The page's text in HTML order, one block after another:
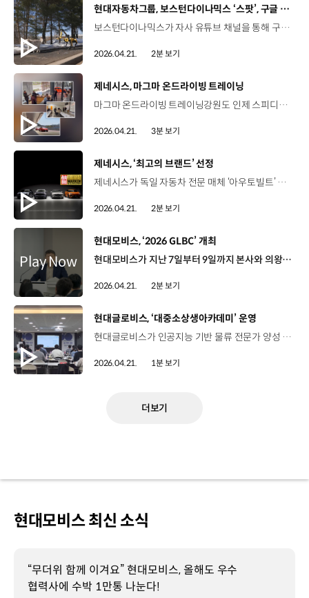
[동영상]
현대자동차그룹, 보스턴다이나믹스 ‘스팟’, 구글 AI 탑재
보스턴다이나믹스가 자사 유튜브 채널을 통해 구글의 AI ‘제미나이’가 탑재된 4족 보행 로봇 ‘스팟’의 시연 영상을 공개했습니다. 공개된 영상 속 ‘스팟’은 가정 내에서 단순 명령 실행을 넘어 스스로 생각하고 행동하는 단계로 거듭난 모습을 보여주는데요. 카메라와 제미나이를 활용해 칠판에 적힌 집안일 목록을 순차적으로 처리하는가 하면, 야외로 나가 강아지를 산책시키기도 합니다. 또한, 추가 공개된 영상에서는 실제 산업현장에 투입된 스팟이 등장하는데요. 누수를 감지하고 경고하거나, 게이지 온도를 확인하는 등 현장 데이터를 해석하고 감독·감시하는 역할을 수행합니다. 더욱 스마트해진 ‘스팟’은 로봇 소프트웨어 플랫폼 ‘오르빗’과 구글의 ‘제미나이 로보틱스 ER 1.6’을 통합한 결과인데요. 각종 센서들로부터 수집한 정보를 제미나이로 분석하면서 복잡한 상황과 작업 맥락 등을 이해할 수 있는 지능형 로봇의 기반을 갖추게 됐습니다. 이 밖에도 ‘스팟’은 디지털 화면 판독 기능 향상, 무중단 업그레이드 등을 통해 검사 성능의 정확도가 전반적으로 높아졌으며, 향후에는 고객 데이터 기반의 추가 학습을 거쳐 각 산업 현장의 특성을 반영한 AI 모델로 지속 개선될 예정입니다.
2026.04.21. 2분 보기
[동영상]
제네시스, 마그마 온드라이빙 트레이닝
마그마 온드라이빙 트레이닝강원도 인제 스피디움2026년 4월 14일(화)~16일(목) 글로벌 판매 현장을 위한 교육 프로그램 ‘마그마 온드라이빙 트레이닝’ 지난해 국내 첫 시행 후, 올해 글로벌로 확대 운영 유럽, 중동, 호주 지역 마그마 판매 담당 인원 등 총 31명 참여 상품과 전략 등에 대한 이론 교육 고성능 주행 성능 체험 현장에서 라이선스 취득 후 서킷을 주행하는 프리 드라이빙 세션 온몸으로 체험하는 마그마의 압도적 퍼포먼스 Robin Price / Product Manager / GMUK (GV60 마그마는) 직선 주행 퍼포먼스도 상당했습니다. 가속 페달을 밟으면 그냥 튀어나가는 느낌이에요. 가상 변속기도 인상적이고 액티브 사운드까지 더해져 전기차라는 걸 잊고 운전했습니다. 정말 환상적인 경험이었어요. Nguyen Duong / Sr. Brand marketing Manager / GMA‘GV60 마그마’의 첫인상은 색상만 봐도 존재감이 강하다는 점이었습니다. 도로 위에서도 마찬가지였고요. 무엇보다 직접 운전해보니 차에 대한 자신감이 느껴졌고 핸들링과 퍼포먼스에서도 강력한 느낌을 받았습니다. 정말 즐거운 경험이었습니다. 재미 요소를 더하기 위해 진행된 짐카나 코스 주행 세션! David Nguyen / Sales Manager / Mountain View Dealer (GMA)‘GV60 마그마’는 정말 좋았습니다. 경험 자체가 굉장히 즐거웠어요. 핸들링도 좋고, 코너링도 인상적이었습니다. 꽤 빠른 속도로 달렸는데도 차가 안정적으로 유지됐고, 정말 놀라운 경험이었습니다. 제네시스 브랜드를 경험하는 ‘제네시스 청주 도슨트 투어’ CJ Kull / VP/General Manager / Cherry hill Dealer (GMA)이곳에 와서 차량을 직접 이해하고, 설계하고 개발한 팀의 이야기를 직접 들을 수 있어 정말 뜻깊은 경험이었습니다. 딜러라면 누구나 제네시스 ‘GV60 마그마’를 매장에 들여놓고 싶어 할 것이라고 생각합니다. Tommy Keleta / Sale Manager / Genesis of San Bruno dealer(GMA)제네시스 차량에 대해 정말 자신 있게 소개할 수 있습니다. 고객들도 이 차와 주행 경험을 분명 좋아할 것이라고 확신합니다. 미국으로 돌아가 이 차량을 판매하게 될 날이 기대됩니다. 글로벌 판매 현장으로 돌아가 고객과 가까이에서 만날 참가자들 장용석 팀장 / 현대차 제네시스고성능TFT마그마 트레이닝에 해외 권역 분들, 딜러, 서비스 담당자분들이 오셨는데, 제네시스 마그마와 마그마 모터스포츠에 대해 많은 관심을 보여주셔서 놀랐고, 앞으로도 이런 기회를 만들어서 각 현장의 목소리를 직접 듣고 마그마 전략을 더 구체화할 수 있도록 열심히 노력하겠습니다. 2박 3일 간의 마그마 온드라이브 트레이닝을 통해 ‘마그마’를 깊이 있게 이해 “하이퍼포먼스 브랜드로 나아가는 제네시스의 도전은 계속됩니다~”
2026.04.21. 3분 보기
[동영상]
제네시스, ‘최고의 브랜드’ 선정
제네시스가 독일 자동차 전문 매체 ‘아우토빌트’ 독자 평가에서 ‘최고의 자동차 브랜드’로 선정됐습니다. 52개 자동차 브랜드를 대상으로 진행된 이번 평가는 전문 심사위원단이 아닌 5만 명 이상의 독자 참여로 이뤄져 더욱 의미가 큰데요. 고급 자동차 브랜드 경쟁이 치열한 유럽 시장에서 한국 브랜드 최초로 ‘최고의 브랜드’에 선정된 것으로 3년 연속 정상에 올랐던 포르쉐를 제친 이례적인 성과입니다. 특히 럭셔리 부문에서는 가격 경쟁력 항목에서 최고점을 기록하며 ‘최고의 럭셔리 자동차 브랜드’에 이름을 올렸습니다. 이는 유럽 소비자들에게 제네시스의 뛰어난 품질과 안전성, 디자인 경쟁력 등을 인정받은 결과인데요. 제네시스는 앞으로도 세련된 디자인과 첨단 기술, 차별화된 고객 경험을 바탕으로 브랜드 내실을 더욱 다져 나갈 계획입니다.
2026.04.21. 2분 보기
[동영상]
현대모비스, ‘2026 GLBC’ 개최
현대모비스가 지난 7일부터 9일까지 본사와 의왕연구소에서 ‘2026 Global Legal Brand Protection Conference’를 개최했습니다. 올해 진행된 조직 변경에 따라 법무와 브랜드보호 기능을 통합한 글로벌 콘퍼런스로 처음 추진됐는데요. 글로벌 담당자 간 협력 네트워크를 구축하고 해외 법무와 브랜드보호 관리 기능을 강화하기 위해 진행됐습니다. 전 세계 해외법인 법무 및 브랜드보호 담당자들은 관련 기술 동향 및 권역별 우수 사례를 공유하고 비전 워크숍과 의왕연구소 투어를 통해 현대모비스의 기술력과 비전을 직접 체험하는 시간을 가졌습니다. Jock Marlo / MPA 국제법무 변호사2~3년에 한 번씩 열리는 글로벌 법률 콘퍼런스를 기대하고 있습니다. 전 세계 동료들과 직접 교류할 수 있는 좋은 기회이기 때문입니다. 서로 다른 환경에서 일하고 있지만, 모두 현대모비스 가족이라는 공통점이 있는 만큼 서로의 경험을 나누고, 배운 문제 해결 방식도 함께 적용할 수 있습니다. Anselmo Cortes Elizondo / MMX 국제법무 변호사서로에게서 많은 것을 배우고, 콘퍼런스에서 만난 동료들과 경험을 나누며 각자가 겪는 문제를 어떻게 해결하는지 들을 수 있어서 좋았습니다. 현대모비스는 이번 행사를 계기로 글로벌 법무·브랜드보호 협업 체계를 더욱 강화해 나갈 계획입니다.
2026.04.21. 2분 보기
[동영상]
현대글로비스, ‘대중소상생아카데미’ 운영
현대글로비스가 인공지능 기반 물류 전문가 양성 교육, ‘대중소상생아카데미’를 본격 시작했습니다. 대중소상생아카데미는 대기업의 전문성과 현장 경험을 교육 프로그램으로 전환해 중소기업 재직자의 직무 역량 강화를 지원하는 정부 사업으로 현대글로비스는 올해 해당 사업의 운영기관으로 선정돼 지난 13일부터 AI와 디지털 전환을 주제로 한 교육을 시작했는데요. 운임과 스케줄 등 물류 현장의 데이터를 기반으로 AI 활용 노하우를 배울 수 있는 실무 중심 커리큘럼으로 구성됐습니다. 전 과정이 국비로 지원되는 이번 교육은 1차수 ‘AI 기반 운송 전문가 과정’을 시작으로 연말까지 총 8차수에 걸쳐 약 240명을 모집할 예정인데요. 현대글로비스는 앞으로도 중소 협력사의 디지털 경쟁력을 높이고 동반 성장 체계를 확대해 나갈 계획입니다.
2026.04.21. 1분 보기
더보기
현대모비스 최신 소식
“무더위 함께 이겨요” 현대모비스, 올해도 우수
협력사에 수박 1만통 나눈다!